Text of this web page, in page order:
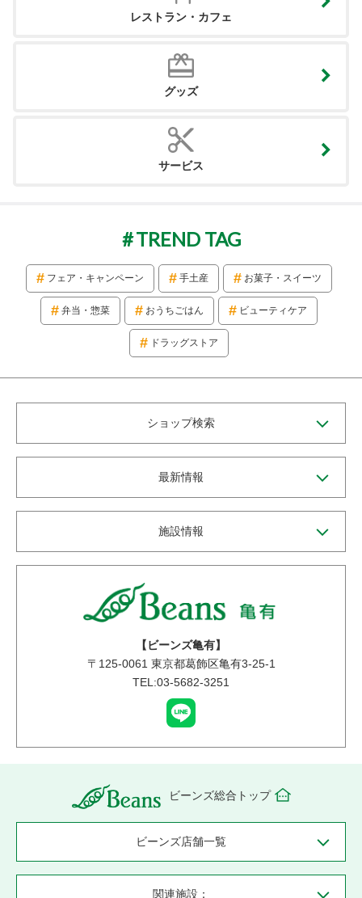
レストラン・カフェ
グッズ
サービス
TREND TAG
フェア・キャンペーン 手土産 お菓子・スイーツ
弁当・惣菜 おうちごはん ビューティケア
ドラッグストア
ショップ検索
最新情報
施設情報
【ビーンズ亀有】
〒 125-0061 東京都葛飾区亀有3-25-1
TEL:03-5682-3251
ビーンズ総合トップ
ビーンズ店舗一覧
関連施設：